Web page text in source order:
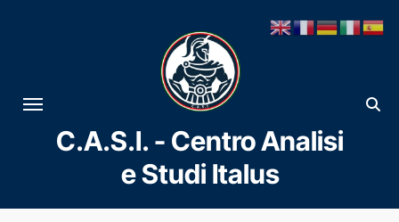
al
contenuto
C.A.S.I. - Centro Analisi
e Studi Italus